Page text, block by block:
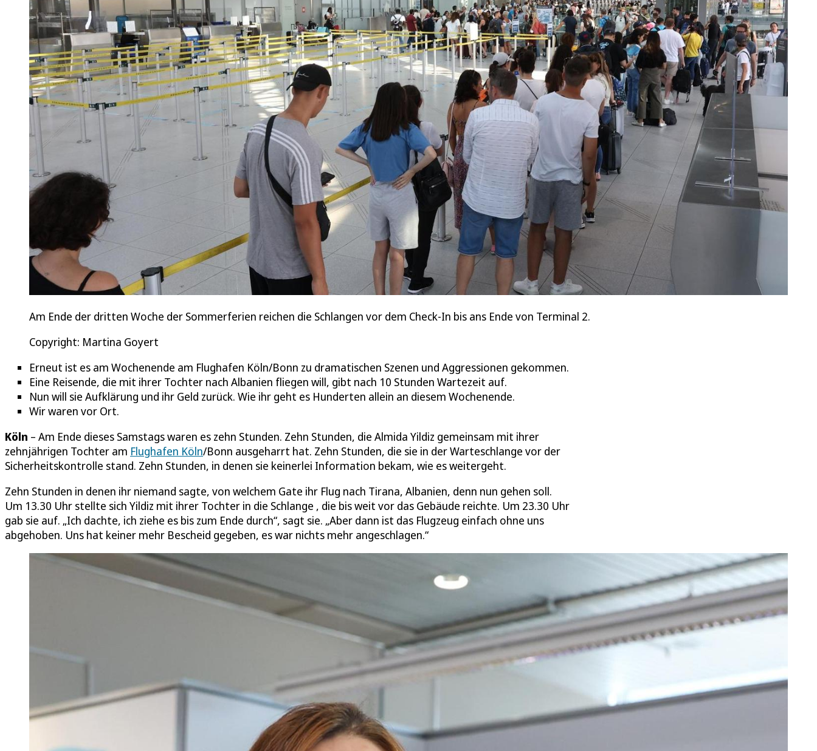
Am Ende der dritten Woche der Sommerferien reichen die Schlangen vor dem Check-In bis ans Ende von Terminal 2.
Copyright: Martina Goyert
Erneut ist es am Wochenende am Flughafen Köln/Bonn zu dramatischen Szenen und Aggressionen gekommen.
Eine Reisende, die mit ihrer Tochter nach Albanien fliegen will, gibt nach 10 Stunden Wartezeit auf.
Nun will sie Aufklärung und ihr Geld zurück. Wie ihr geht es Hunderten allein an diesem Wochenende.
Wir waren vor Ort.
Köln – Am Ende dieses Samstags waren es zehn Stunden. Zehn Stunden, die Almida Yildiz gemeinsam mit ihrer
zehnjährigen Tochter am Flughafen Köln/Bonn ausgeharrt hat. Zehn Stunden, die sie in der Warteschlange vor der
Sicherheitskontrolle stand. Zehn Stunden, in denen sie keinerlei Information bekam, wie es weitergeht.
Zehn Stunden in denen ihr niemand sagte, von welchem Gate ihr Flug nach Tirana, Albanien, denn nun gehen soll.
Um 13.30 Uhr stellte sich Yildiz mit ihrer Tochter in die Schlange , die bis weit vor das Gebäude reichte. Um 23.30 Uhr
gab sie auf. „Ich dachte, ich ziehe es bis zum Ende durch“, sagt sie. „Aber dann ist das Flugzeug einfach ohne uns
abgehoben. Uns hat keiner mehr Bescheid gegeben, es war nichts mehr angeschlagen.“